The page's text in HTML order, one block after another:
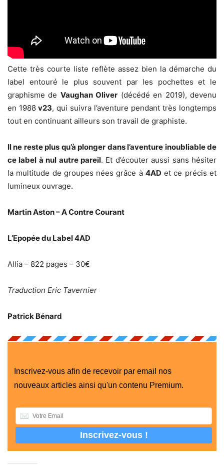
Cette très courte liste reflète assez bien la démarche du
label entouré le plus souvent par les pochettes et le
graphisme de Vaughan Oliver (décédé en 2019), devenu
en 1988 v23, qui suivra l’aventure pendant très longtemps
tout en continuant ailleurs son travail de graphiste.
Il ne reste plus qu’à plonger dans l’aventure inoubliable de
ce label à nul autre pareil. Et d’écouter aussi sans hésiter
la multitude de groupes nées grâce à 4AD et ce précis et
lumineux ouvrage.
Martin Aston – A Contre Courant
L’Epopée du Label 4AD
Allia – 822 pages – 30€
Traduction Eric Tavernier
Patrick Bénard
Inscrivez-vous afin de recevoir par email nos
nouveaux articles ainsi qu'un contenu Premium.